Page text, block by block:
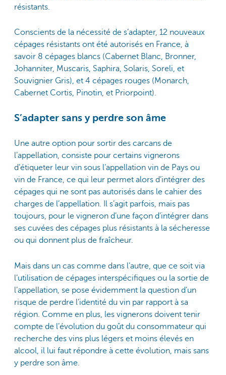
résistants.
Conscients de la nécessité de s’adapter, 12 nouveaux
cépages résistants ont été autorisés en France, à
savoir 8 cépages blancs (Cabernet Blanc, Bronner,
Johanniter, Muscaris, Saphira, Solaris, Soreli, et
Souvignier Gris), et 4 cépages rouges (Monarch,
Cabernet Cortis, Pinotin, et Priorpoint).
S’adapter sans y perdre son âme
Une autre option pour sortir des carcans de
l’appellation, consiste pour certains vignerons
d’étiqueter leur vin sous l’appellation vin de Pays ou
vin de France, ce qui leur permet alors d’intégrer des
cépages qui ne sont pas autorisés dans le cahier des
charges de l’appellation. Il s’agit parfois, mais pas
toujours, pour le vigneron d’une façon d’intégrer dans
ses cuvées des cépages plus résistants à la sécheresse
ou qui donnent plus de fraîcheur.
Mais dans un cas comme dans l’autre, que ce soit via
l’utilisation de cépages interspécifiques ou la sortie de
l’appellation, se pose évidemment la question d’un
risque de perdre l’identité du vin par rapport à sa
région. Comme en plus, les vignerons doivent tenir
compte de l’évolution du goût du consommateur qui
recherche des vins plus légers et moins élevés en
alcool, il lui faut répondre à cette évolution, mais sans
y perdre son âme.